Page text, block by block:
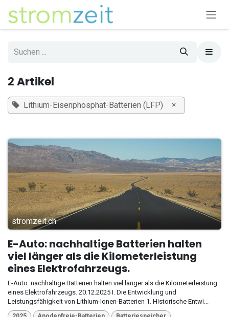
Zum Inhalt springen
2 Artikel
Lithium-Eisenphosphat-Batterien (LFP) ×
stromzeit.ch
E-Auto: nachhaltige Batterien halten
viel länger als die Kilometerleistung
eines Elektrofahrzeugs.
E-Auto: nachhaltige Batterien halten viel länger als die Kilometerleistung
eines Elektrofahrzeugs. 20.12.2025 I. Die Entwicklung und
Leistungsfähigkeit von Lithium-Ionen-Batterien 1. Historische Entwi...